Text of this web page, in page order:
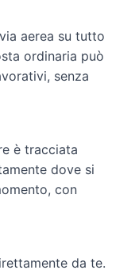
aerea su tutto
ordinaria può
senza
è tracciata
dove si
con
da te.